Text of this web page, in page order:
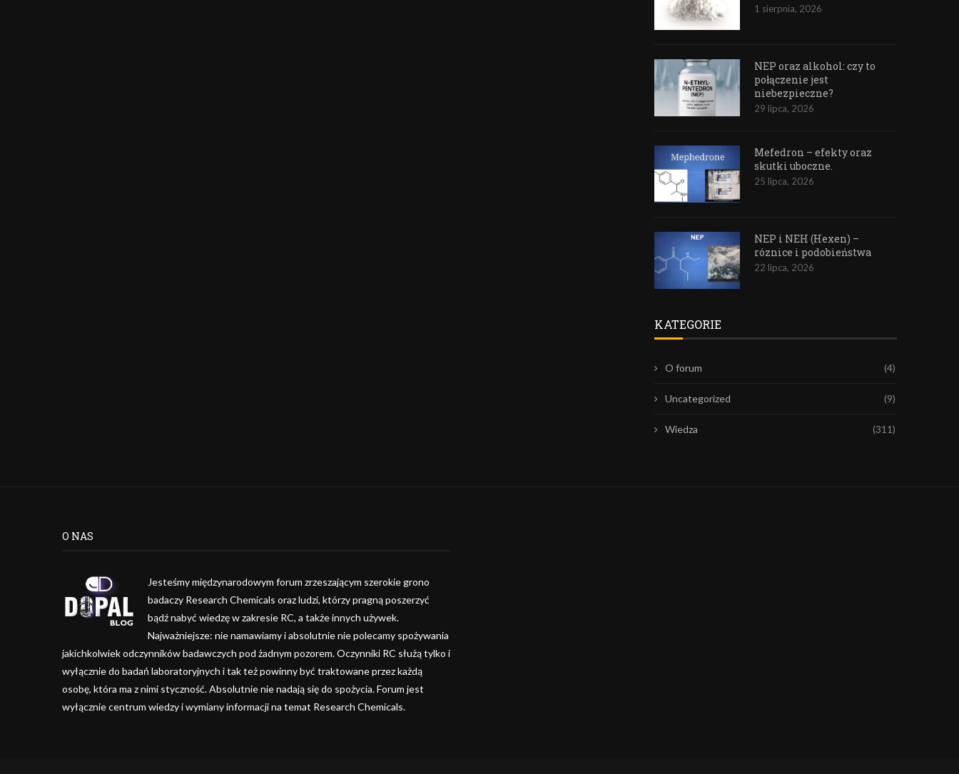
1 sierpnia, 2026
NEP oraz alkohol: czy to
połączenie jest
niebezpieczne?
29 lipca, 2026
Mefedron – efekty oraz
skutki uboczne.
25 lipca, 2026
NEP i NEH (Hexen) –
róznice i podobieństwa
22 lipca, 2026
KATEGORIE
O forum (4)
Uncategorized (9)
Wiedza (311)
O NAS
Jesteśmy międzynarodowym forum zrzeszającym szerokie grono
badaczy Research Chemicals oraz ludzi, którzy pragną poszerzyć
bądź nabyć wiedzę w zakresie RC, a także innych używek.
Najważniejsze: nie namawiamy i absolutnie nie polecamy spożywania
jakichkolwiek odczynników badawczych pod żadnym pozorem. Oczynniki RC służą tylko i
wyłącznie do badań laboratoryjnych i tak też powinny być traktowane przez każdą
osobę, która ma z nimi styczność. Absolutnie nie nadają się do spożycia. Forum jest
wyłącznie centrum wiedzy i wymiany informacji na temat Research Chemicals.